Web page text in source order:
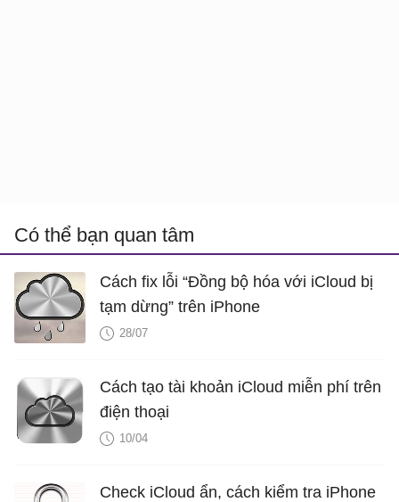
Có thể bạn quan tâm
Cách fix lỗi “Đồng bộ hóa với iCloud bị
tạm dừng” trên iPhone
28/07
Cách tạo tài khoản iCloud miễn phí trên
điện thoại
10/04
Check iCloud ẩn, cách kiểm tra iPhone